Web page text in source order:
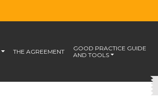
THE AGREEMENT
GOOD PRACTICE GUIDE
AND TOOLS